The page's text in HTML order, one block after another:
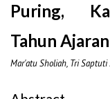
Puring,
Tahun
Mar'atu Sholiah, Tri